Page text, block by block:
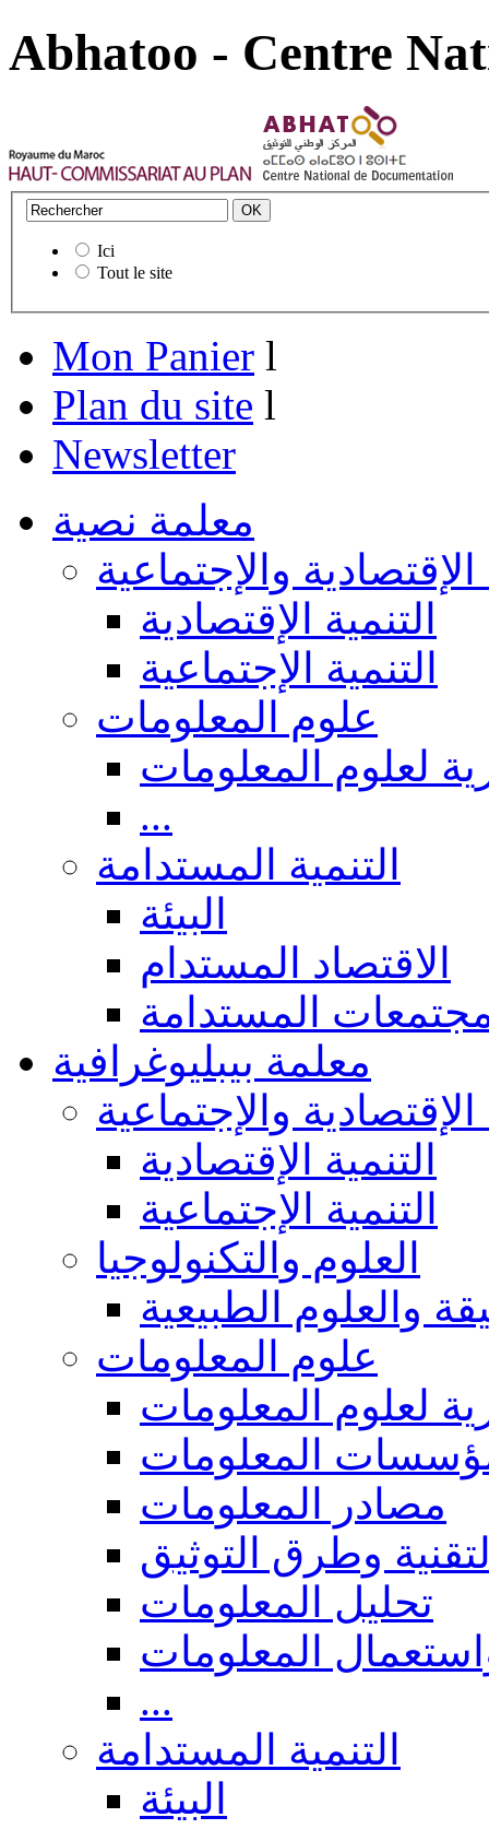
Abhatoo - Centre
Ici
Tout le site
Mon Panier l
Plan du site l
Newsletter
معلمة نصية
الإقتصادية والإجتماعية
التنمية الإقتصادية
التنمية الإجتماعية
علوم المعلومات
لعلوم المعلومات
...
التنمية المستدامة
البيئة
الاقتصاد المستدام
المستدامة
معلمة بيبليوغرافية
الإقتصادية والإجتماعية
التنمية الإقتصادية
التنمية الإجتماعية
العلوم والتكنولوجيا
والعلوم الطبيعية
علوم المعلومات
لعلوم المعلومات
المعلومات
مصادر المعلومات
وطرق التوثيق
تحليل المعلومات
المعلومات
...
التنمية المستدامة
البيئة